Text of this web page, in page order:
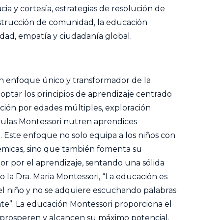
y cortesía, estrategias de resolución de
de comunidad, la educación
empatía y ciudadanía global.
enfoque único y transformador de la
los principios de aprendizaje centrado
por edades múltiples, exploración
Montessori nutren aprendices
enfoque no solo equipa a los niños con
sino que también fomenta su
por el aprendizaje, sentando una sólida
Dra. Maria Montessori, “La educación es
niño y no se adquiere escuchando palabras
La educación Montessori proporciona el
y alcancen su máximo potencial.